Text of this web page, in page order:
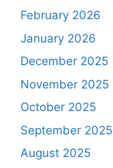
February 2026
January 2026
December 2025
November 2025
October 2025
September 2025
August 2025